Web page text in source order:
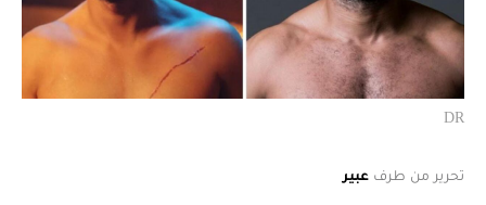
DR
تحرير من طرف عبير